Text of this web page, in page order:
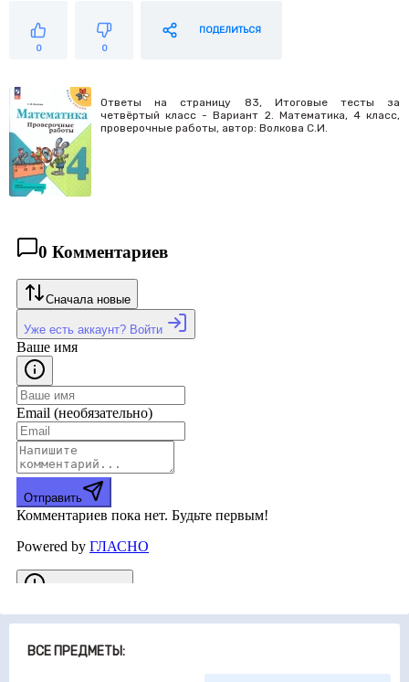
ВСЕ ПРЕДМЕТЫ:
0 0
ПОДЕЛИТЬСЯ
Ответы на страницу 83, Итоговые тесты за
четвёртый класс - Вариант 2. Математика, 4 класс,
проверочные работы, автор: Волкова С.И.